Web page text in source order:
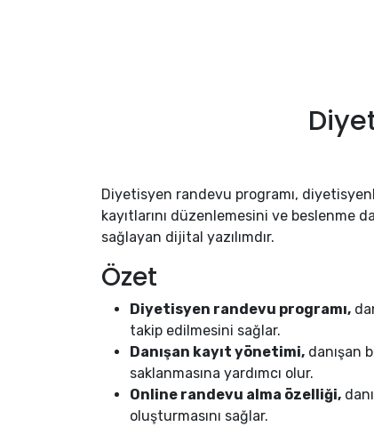
Diyetisyen randevu programı,
kayıtlarını düzenlemesini ve beslenme
sağlayan dijital yazılımdır.
Özet
Diyetisyen randevu programı,
takip edilmesini sağlar.
Danışan kayıt yönetimi, danışan
saklanmasına yardımcı olur.
Online randevu alma özelliği,
oluşturmasını sağlar.